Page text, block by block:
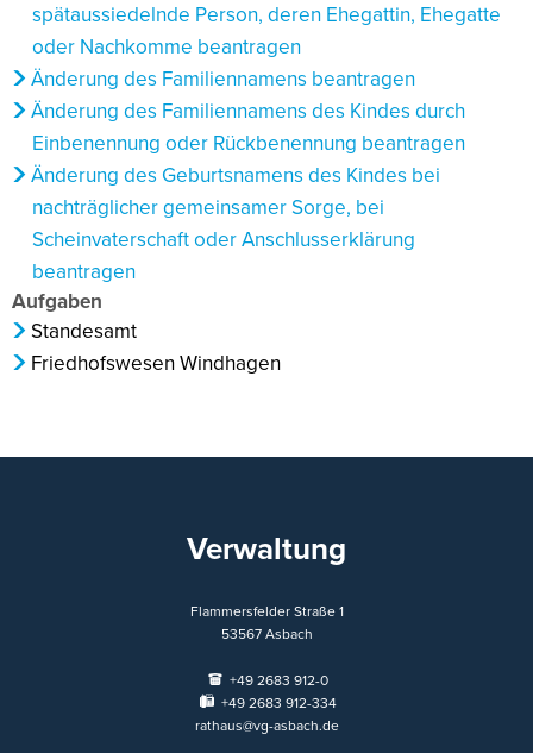
spätaussiedelnde Person, deren Ehegattin, Ehegatte
oder Nachkomme beantragen
Änderung des Familiennamens beantragen
Änderung des Familiennamens des Kindes durch
Einbenennung oder Rückbenennung beantragen
Änderung des Geburtsnamens des Kindes bei
nachträglicher gemeinsamer Sorge, bei
Scheinvaterschaft oder Anschlusserklärung
beantragen
Aufgaben
Standesamt
Friedhofswesen Windhagen
Verwaltung
Flammersfelder Straße 1
53567 Asbach
+49 2683 912-0
+49 2683 912-334
rathaus@vg-asbach.de